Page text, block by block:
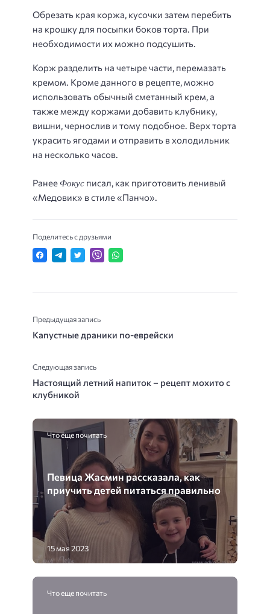
Обрезать края коржа, кусочки затем перебить
на крошку для посыпки боков торта. При
необходимости их можно подсушить.
Корж разделить на четыре части, перемазать
кремом. Кроме данного в рецепте, можно
использовать обычный сметанный крем, а
также между коржами добавить клубнику,
вишни, чернослив и тому подобное. Верх торта
украсить ягодами и отправить в холодильник
на несколько часов.
Ранее Фокус писал, как приготовить ленивый
«Медовик» в стиле «Панчо».
Поделитесь с друзьями
Предыдущая запись
Капустные драники по-еврейски
Следующая запись
Настоящий летний напиток – рецепт мохито с
клубникой
Что еще почитать
Певица Жасмин рассказала, как
приучить детей питаться правильно
15 мая 2023
Что еще почитать